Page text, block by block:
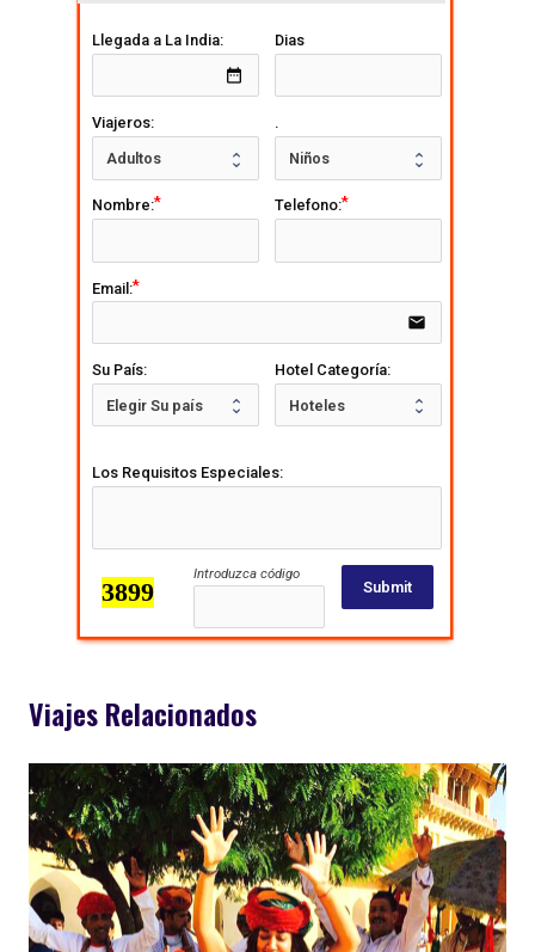
Llegada a La India:
date_range
Dias
Viajeros: .
Nombre: Telefono:
Email:
email
Su País: Hotel Categoría:
Los Requisitos Especiales:
Introduzca código
Submit
Viajes Relacionados